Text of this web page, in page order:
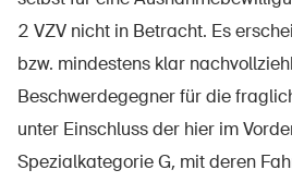
2 VZV nicht in Betracht. Es
bzw. mindestens klar
Beschwerdegegner für die
unter Einschluss der hier im
Spezialkategorie G, mit deren